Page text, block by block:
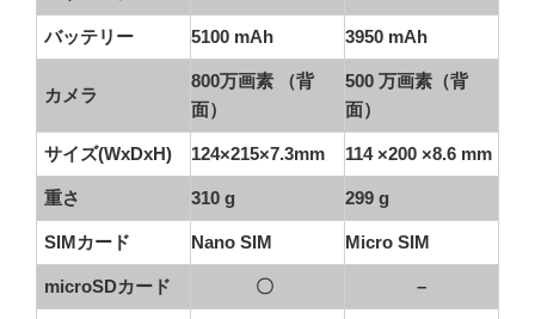
バッテリー 5100 mAh 3950 mAh
カメラ
800万画素 （背
面）
500 万画素（背
面）
サイズ(WxDxH) 124×215×7.3mm 114 ×200 ×8.6 mm
重さ 310 g 299 g
SIMカード Nano SIM Micro SIM
microSDカード 〇 –